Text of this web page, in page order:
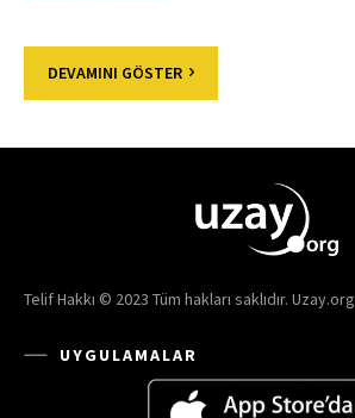
DEVAMINI GÖSTER
Telif Hakkı © 2023 Tüm hakları saklıdır. Uzay.org
UYGULAMALAR